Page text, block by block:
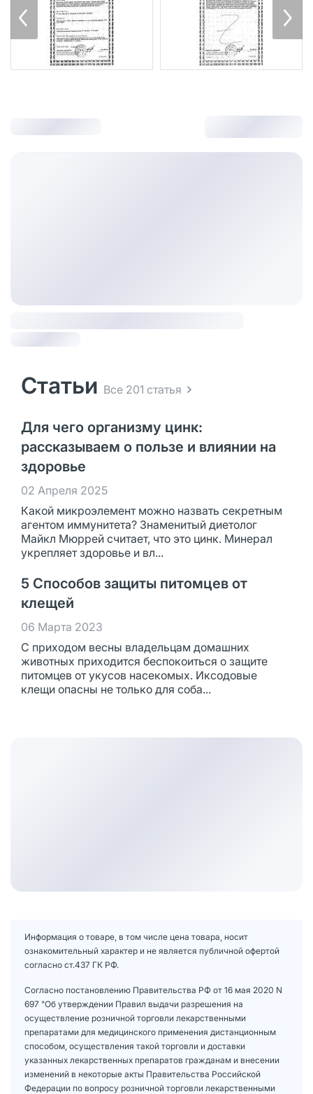
Статьи Все 201 статья
Для чего организму цинк:
рассказываем о пользе и влиянии на
здоровье
02 Апреля 2025
Какой микроэлемент можно назвать секретным
агентом иммунитета? Знаменитый диетолог
Майкл Мюррей считает, что это цинк. Минерал
укрепляет здоровье и вл...
5 Способов защиты питомцев от
клещей
06 Марта 2023
С приходом весны владельцам домашних
животных приходится беспокоиться о защите
питомцев от укусов насекомых. Иксодовые
клещи опасны не только для соба...
Информация о товаре, в том числе цена товара, носит
ознакомительный характер и не является публичной офертой
согласно ст.437 ГК РФ.
Согласно постановлению Правительства РФ от 16 мая 2020 N
697 "Об утверждении Правил выдачи разрешения на
осуществление розничной торговли лекарственными
препаратами для медицинского применения дистанционным
способом, осуществления такой торговли и доставки
указанных лекарственных препаратов гражданам и внесении
изменений в некоторые акты Правительства Российской
Федерации по вопросу розничной торговли лекарственными